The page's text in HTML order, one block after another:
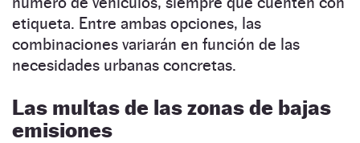
etiqueta. Entre ambas opciones, las
combinaciones variarán en función de las
necesidades urbanas concretas.
Las multas de las zonas de bajas
emisiones